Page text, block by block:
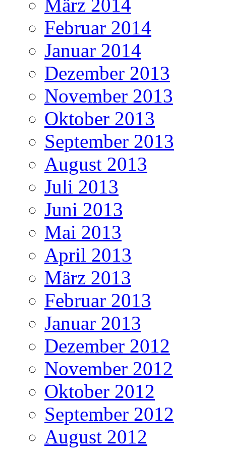
März 2014
Februar 2014
Januar 2014
Dezember 2013
November 2013
Oktober 2013
September 2013
August 2013
Juli 2013
Juni 2013
Mai 2013
April 2013
März 2013
Februar 2013
Januar 2013
Dezember 2012
November 2012
Oktober 2012
September 2012
August 2012